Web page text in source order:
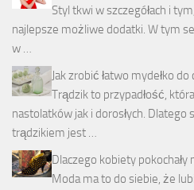
Styl tkwi w szczegółach i
najlepsze możliwe dodatki. W tym
w …
Jak zrobić łatwo mydełko
Trądzik to przypadłość,
nastolatków jak i dorosłych.
trądzikiem jest …
Dlaczego kobiety pokochały
Moda ma to do siebie, że